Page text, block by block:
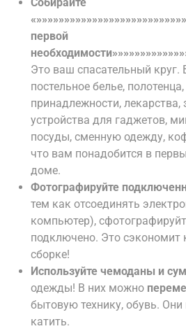
первой
Это ваш спасательный круг.
постельное белье,
принадлежности, лекарства,
устройства для гаджетов,
посуды, сменную одежду,
что вам понадобится в
доме.
Фотографируйте
тем как отсоединять
компьютер),
подключено. Это сэкономит
сборке!
Используйте чемоданы и
одежды! В них можно
бытовую технику, обувь.
катить.